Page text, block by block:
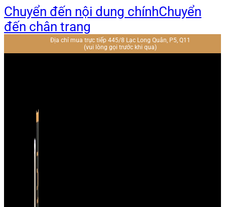
Chuyển đến nội dung chínhChuyển
đến chân trang
Địa chỉ mua trực tiếp 445/8 Lạc Long Quân, P5, Q11
(vui lòng gọi trước khi qua)